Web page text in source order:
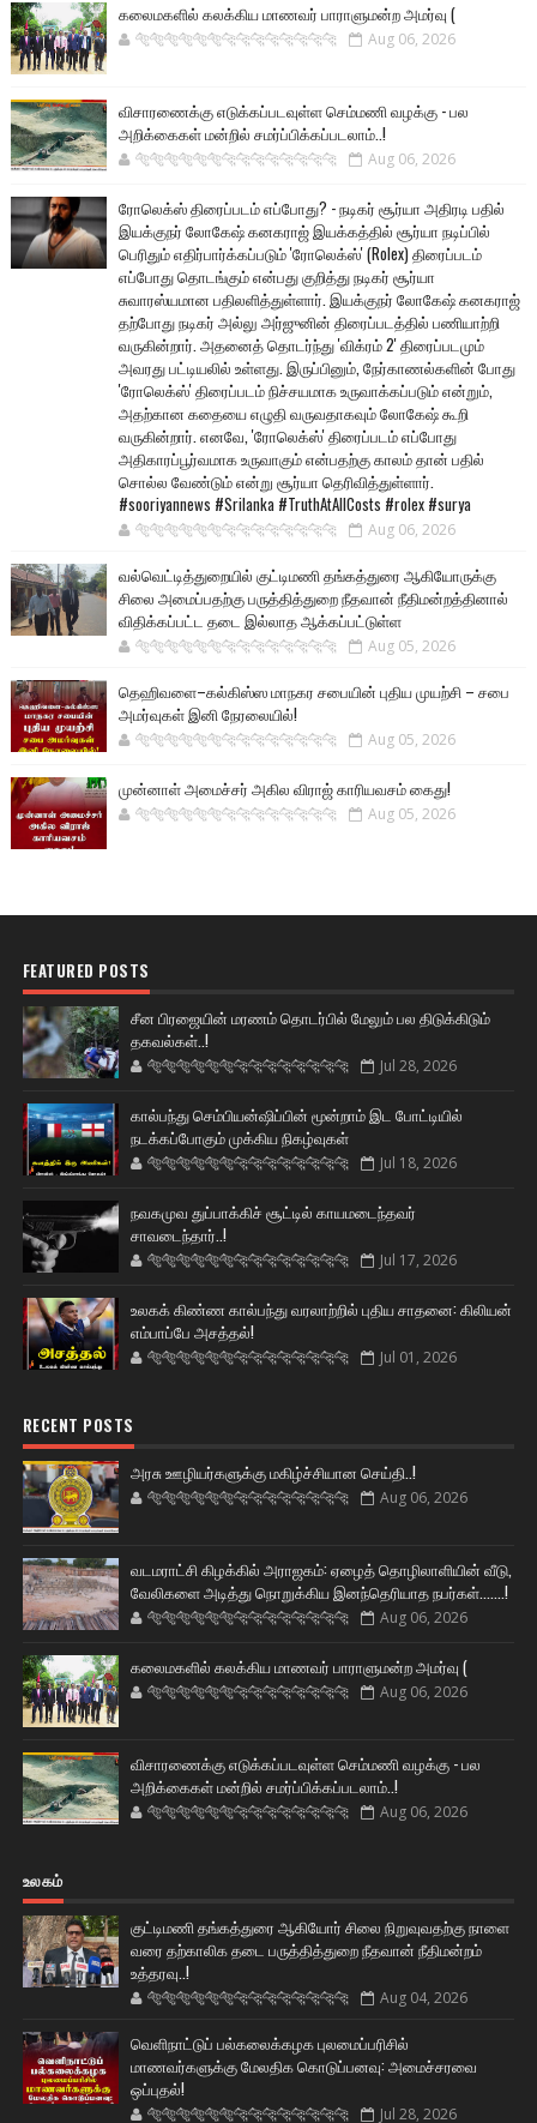
கலைமகளில் கலக்கிய மாணவர் பாராளுமன்ற அமர்வு (
🐅🐅🐅🐅🐅🐅🐆🐆🐆🐆🐆🐆🐆🐆 Aug 06, 2026
விசாரணைக்கு எடுக்கப்படவுள்ள செம்மணி வழக்கு - பல
அறிக்கைகள் மன்றில் சமர்ப்பிக்கப்படலாம்..!
🐅🐅🐅🐅🐅🐅🐆🐆🐆🐆🐆🐆🐆🐆 Aug 06, 2026
ரோலெக்ஸ் திரைப்படம் எப்போது? - நடிகர் சூர்யா அதிரடி பதில்
இயக்குநர் லோகேஷ் கனகராஜ் இயக்கத்தில் சூர்யா நடிப்பில்
பெரிதும் எதிர்பார்க்கப்படும் 'ரோலெக்ஸ்' (Rolex) திரைப்படம்
எப்போது தொடங்கும் என்பது குறித்து நடிகர் சூர்யா
சுவாரஸ்யமான பதிலளித்துள்ளார். இயக்குநர் லோகேஷ் கனகராஜ்
தற்போது நடிகர் அல்லு அர்ஜுனின் திரைப்படத்தில் பணியாற்றி
வருகின்றார். அதனைத் தொடர்ந்து 'விக்ரம் 2' திரைப்படமும்
அவரது பட்டியலில் உள்ளது. இருப்பினும், நேர்காணல்களின் போது
'ரோலெக்ஸ்' திரைப்படம் நிச்சயமாக உருவாக்கப்படும் என்றும்,
அதற்கான கதையை எழுதி வருவதாகவும் லோகேஷ் கூறி
வருகின்றார். எனவே, 'ரோலெக்ஸ்' திரைப்படம் எப்போது
அதிகாரப்பூர்வமாக உருவாகும் என்பதற்கு காலம் தான் பதில்
சொல்ல வேண்டும் என்று சூர்யா தெரிவித்துள்ளார்.
#sooriyannews #Srilanka #TruthAtAllCosts #rolex #surya
🐅🐅🐅🐅🐅🐅🐆🐆🐆🐆🐆🐆🐆🐆 Aug 06, 2026
வல்வெட்டித்துறையில் குட்டிமணி தங்கத்துரை ஆகியோருக்கு
சிலை அமைப்பதற்கு பருத்தித்துறை நீதவான் நீதிமன்றத்தினால்
விதிக்கப்பட்ட தடை இல்லாத ஆக்கப்பட்டுள்ள
🐅🐅🐅🐅🐅🐅🐆🐆🐆🐆🐆🐆🐆🐆 Aug 05, 2026
தெஹிவளை–கல்கிஸ்ஸ மாநகர சபையின் புதிய முயற்சி – சபை
அமர்வுகள் இனி நேரலையில்!
🐅🐅🐅🐅🐅🐅🐆🐆🐆🐆🐆🐆🐆🐆 Aug 05, 2026
முன்னாள் அமைச்சர் அகில விராஜ் காரியவசம் கைது!
🐅🐅🐅🐅🐅🐅🐆🐆🐆🐆🐆🐆🐆🐆 Aug 05, 2026
FEATURED POSTS
சீன பிரஜையின் மரணம் தொடர்பில் மேலும் பல திடுக்கிடும்
தகவல்கள்..!
🐅🐅🐅🐅🐅🐅🐆🐆🐆🐆🐆🐆🐆🐆 Jul 28, 2026
கால்பந்து செம்பியன்ஷிப்பின் மூன்றாம் இட போட்டியில்
நடக்கப்போகும் முக்கிய நிகழ்வுகள்
🐅🐅🐅🐅🐅🐅🐆🐆🐆🐆🐆🐆🐆🐆 Jul 18, 2026
நவகமுவ துப்பாக்கிச் சூட்டில் காயமடைந்தவர்
சாவடைந்தார்..!
🐅🐅🐅🐅🐅🐅🐆🐆🐆🐆🐆🐆🐆🐆 Jul 17, 2026
உலகக் கிண்ண கால்பந்து வரலாற்றில் புதிய சாதனை: கிலியன்
எம்பாப்பே அசத்தல்!
🐅🐅🐅🐅🐅🐅🐆🐆🐆🐆🐆🐆🐆🐆 Jul 01, 2026
RECENT POSTS
அரசு ஊழியர்களுக்கு மகிழ்ச்சியான செய்தி..!
🐅🐅🐅🐅🐅🐅🐆🐆🐆🐆🐆🐆🐆🐆 Aug 06, 2026
வடமராட்சி கிழக்கில் அராஜகம்: ஏழைத் தொழிலாளியின் வீடு,
வேலிகளை அடித்து நொறுக்கிய இனந்தெரியாத நபர்கள்.......!
🐅🐅🐅🐅🐅🐅🐆🐆🐆🐆🐆🐆🐆🐆 Aug 06, 2026
கலைமகளில் கலக்கிய மாணவர் பாராளுமன்ற அமர்வு (
🐅🐅🐅🐅🐅🐅🐆🐆🐆🐆🐆🐆🐆🐆 Aug 06, 2026
விசாரணைக்கு எடுக்கப்படவுள்ள செம்மணி வழக்கு - பல
அறிக்கைகள் மன்றில் சமர்ப்பிக்கப்படலாம்..!
🐅🐅🐅🐅🐅🐅🐆🐆🐆🐆🐆🐆🐆🐆 Aug 06, 2026
உலகம்
குட்டிமணி தங்கத்துரை ஆகியோர் சிலை நிறுவுவதற்கு நாளை
வரை தற்காலிக தடை பருத்தித்துறை நீதவான் நீதிமன்றம்
உத்தரவு..!
🐅🐅🐅🐅🐅🐅🐆🐆🐆🐆🐆🐆🐆🐆 Aug 04, 2026
வெளிநாட்டுப் பல்கலைக்கழக புலமைப்பரிசில்
மாணவர்களுக்கு மேலதிக கொடுப்பனவு: அமைச்சரவை
ஒப்புதல்!
🐅🐅🐅🐅🐅🐅🐆🐆🐆🐆🐆🐆🐆🐆 Jul 28, 2026